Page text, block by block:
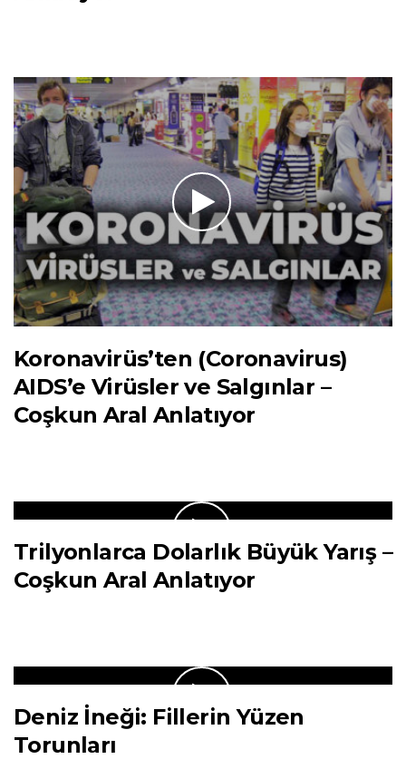
Koronavirüs’ten (Coronavirus)
AIDS’e Virüsler ve Salgınlar –
Coşkun Aral Anlatıyor
Trilyonlarca Dolarlık Büyük Yarış –
Coşkun Aral Anlatıyor
Deniz İneği: Fillerin Yüzen
Torunları